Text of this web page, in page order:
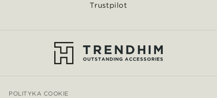
Trustpilot
POLITYKA COOKIE